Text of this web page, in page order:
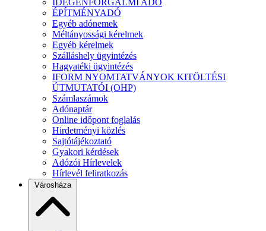
ÉPÍTMÉNYADÓ
Egyéb adónemek
Méltányossági kérelmek
Egyéb kérelmek
Szálláshely ügyintézés
Hagyatéki ügyintézés
IFORM NYOMTATVÁNYOK KITÖLTÉSI
ÚTMUTATÓI (OHP)
Számlaszámok
Adónaptár
Online időpont foglalás
Hirdetményi közlés
Sajtótájékoztató
Gyakori kérdések
Adózói Hírlevelek
Hírlevél feliratkozás
Városháza